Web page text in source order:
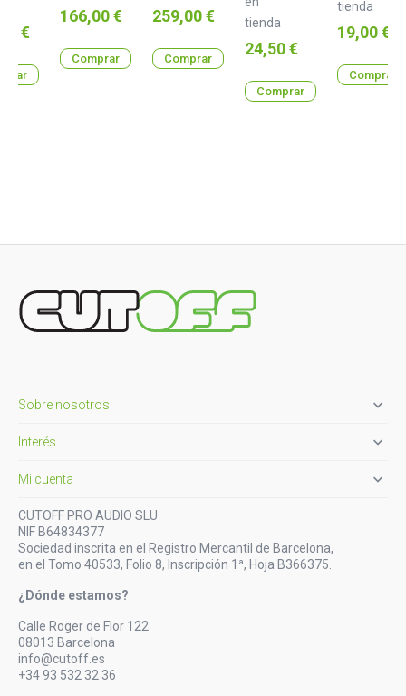
€
Precio
166,00 €
Comprar
Precio
259,00 €
Comprar
tienda
Precio
24,50 €
Comprar
tienda
Precio
19,00 €
Comprar
Sobre nosotros 
Interés 
Mi cuenta 
CUTOFF PRO AUDIO SLU
NIF B64834377
Sociedad inscrita en el Registro Mercantil de Barcelona,
en el Tomo 40533, Folio 8, Inscripción 1ª, Hoja B366375.
¿Dónde estamos?
Calle Roger de Flor 122
08013 Barcelona
info@cutoff.es
+34 93 532 32 36